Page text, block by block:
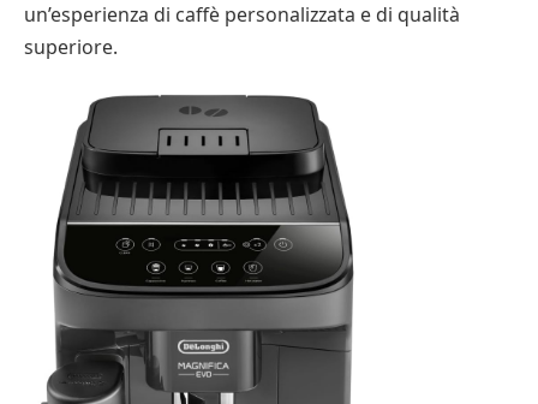
un’esperienza di caffè personalizzata e di qualità
superiore.